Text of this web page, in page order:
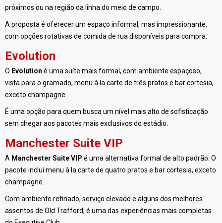
próximos ou na região da linha do meio de campo.
A proposta é oferecer um espaço informal, mas impressionante,
com opções rotativas de comida de rua disponíveis para compra.
Evolution
O Evolution é uma suíte mais formal, com ambiente espaçoso,
vista para o gramado, menu à la carte de três pratos e bar cortesia,
exceto champagne.
É uma opção para quem busca um nível mais alto de sofisticação
sem chegar aos pacotes mais exclusivos do estádio.
Manchester Suite VIP
A Manchester Suite VIP é uma alternativa formal de alto padrão. O
pacote inclui menu à la carte de quatro pratos e bar cortesia, exceto
champagne.
Com ambiente refinado, serviço elevado e alguns dos melhores
assentos de Old Trafford, é uma das experiências mais completas